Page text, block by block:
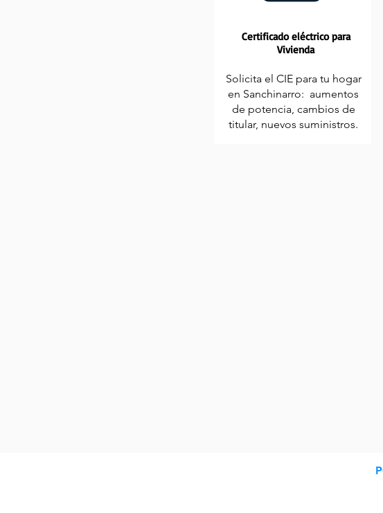
Certificado eléctrico para
Vivienda
Solicita el CIE para tu hogar
en Sanchinarro: aumentos
de potencia, cambios de
titular, nuevos suministros.